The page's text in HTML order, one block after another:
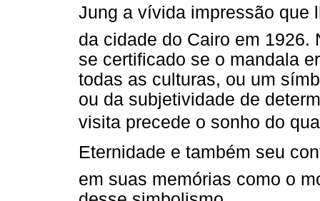
Jung a vívida impressão
da cidade do Cairo em 1926.
se certificado se o mandala
todas as culturas, ou um
ou da subjetividade de
visita precede o sonho do
Eternidade e também seu
em suas memórias como o